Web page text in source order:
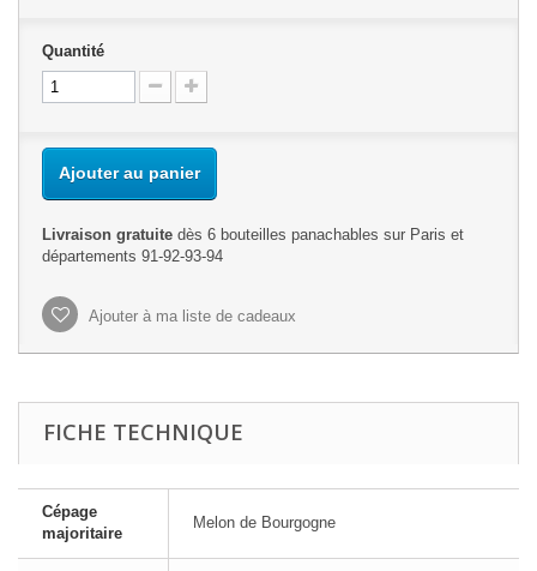
Quantité
Ajouter au panier
Livraison gratuite dès 6 bouteilles panachables sur Paris et
départements 91-92-93-94
Ajouter à ma liste de cadeaux
FICHE TECHNIQUE
Cépage
majoritaire
Melon de Bourgogne